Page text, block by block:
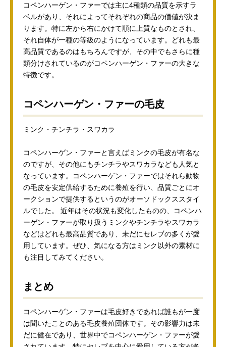
コペンハーゲン・ファーでは主に4種類の品質を示すラ
ベルがあり、それによってそれぞれの商品の価値が決ま
ります。特に左から右にかけて順に上質なものとされ、
それ自体が一種の等級のようになっています。どれも最
高品質であるのはもちろんですが、その中でもさらに種
類分けされているのがコペンハーゲン・ファーの大きな
特徴です。
コペンハーゲン・ファーの毛皮
ミンク・チンチラ・スワカラ
コペンハーゲン・ファーと言えばミンクの毛皮が有名な
のですが、その他にもチンチラやスワカラなども人気と
なっています。コペンハーゲン・ファーではそれら動物
の毛皮を安定供給するために養殖を行い、品質ごとにオ
ークションで提供するというのがオーソドックススタイ
ルでした。 近年はその状況も変化したものの、コペンハ
ーゲン・ファーが取り扱うミンクやチンチラやスワカラ
などはどれも最高品質であり、未だにセレブの多くが愛
用しています。ぜひ、気になる方はミンク以外の素材に
も注目してみてください。
まとめ
コペンハーゲン・ファーは毛皮好きであれば誰もが一度
は聞いたことのある毛皮養殖団体です。その影響力は未
だに健在であり、世界中でコペンハーゲン・ファーが愛